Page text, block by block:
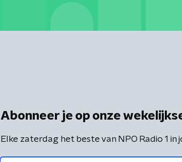
Abonneer je op onze
Elke zaterdag het beste van NPO Radio 1 in